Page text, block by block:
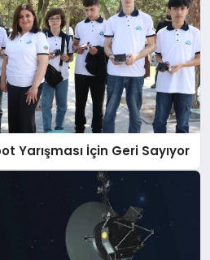
Yarışması İçin Geri Sayıyor